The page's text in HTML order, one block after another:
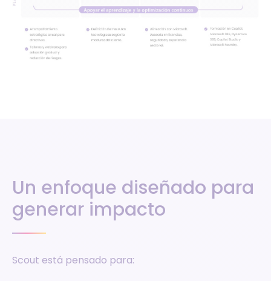
Un enfoque diseñado para
generar impacto
Scout está pensado para: